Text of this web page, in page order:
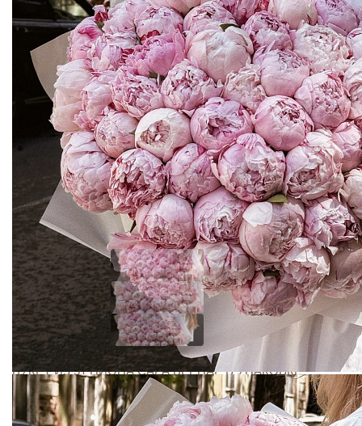
БУКЕТ ИЗ 51 ПИОНА САРА БЕРНАР В УПАКОВКЕ
Добавить отзыв